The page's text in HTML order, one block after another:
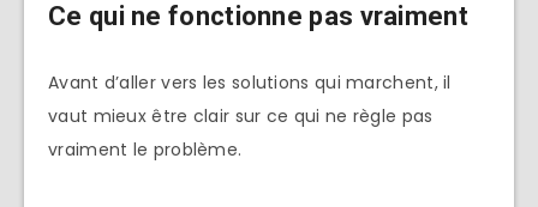
Ce qui ne fonctionne pas vraiment
Avant d’aller vers les solutions qui marchent, il
vaut mieux être clair sur ce qui ne règle pas
vraiment le problème.